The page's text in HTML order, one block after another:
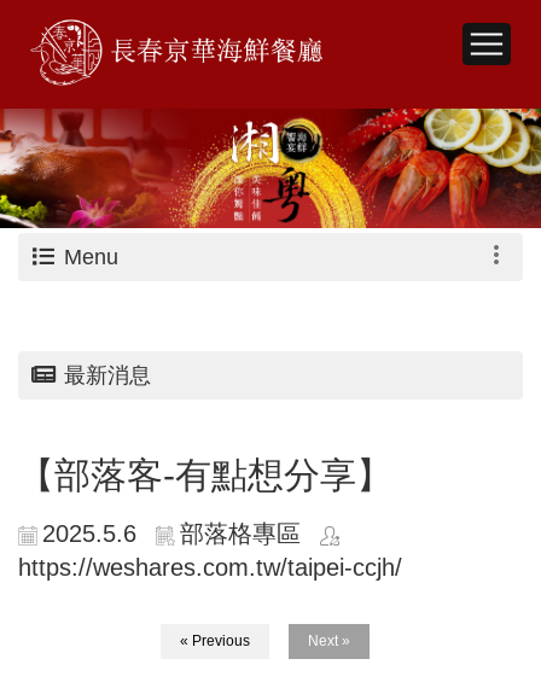
Menu
最新消息
【部落客-有點想分享】
2025.5.6
部落格專區
https://weshares.com.tw/taipei-ccjh/
« Previous Next »